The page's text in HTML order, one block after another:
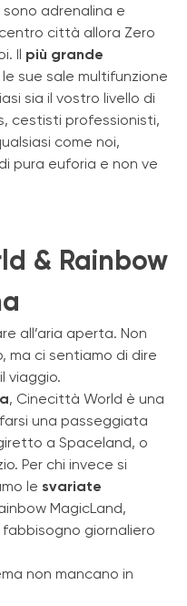
adrenalina e
città allora Zero
Il più grande
le sue sale multifunzione
sia il vostro livello di
cestisti professionisti,
come noi,
pura euforia e non ve
& Rainbow
all’aria aperta. Non
ma ci sentiamo di dire
viaggio.
, Cinecittà World è una
una passeggiata
a Spaceland, o
Per chi invece si
le svariate
MagicLand,
giornaliero
non mancano in